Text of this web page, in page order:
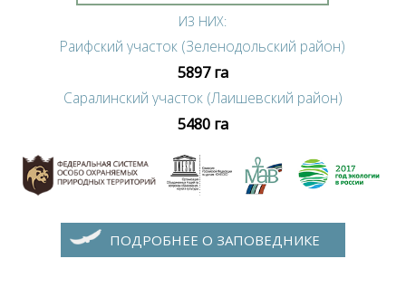
ИЗ НИХ:
Раифский участок (Зеленодольский район)
5897 га
Саралинский участок (Лаишевский район)
5480 га
ПОДРОБНЕЕ О ЗАПОВЕДНИКЕ